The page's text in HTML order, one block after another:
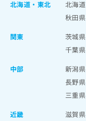
北海道 ・ 東北 北海道
秋田県
関東
茨城県
千葉県
中部
新潟県
長野県
三重県
近畿
滋賀県